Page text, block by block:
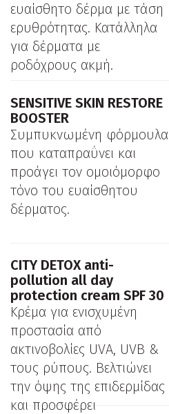
ευαίσθητο δέρμα με τάση
ερυθρότητας. Κατάλληλα
για δέρματα με
ροδόχρους ακμή.
SENSITIVE SKIN RESTORE
BOOSTER
Συμπυκνωμένη φόρμουλα
που καταπραΰνει και
προάγει τον ομοιόμορφο
τόνο του ευαίσθητου
δέρματος.
CITY DETOX anti-
pollution all day
protection cream SPF 30
Κρέμα για ενισχυμένη
προστασία από
ακτινοβολίες UVA, UVB &
τους ρύπους. Βελτιώνει
την όψης της επιδερμίδας
και προσφέρει